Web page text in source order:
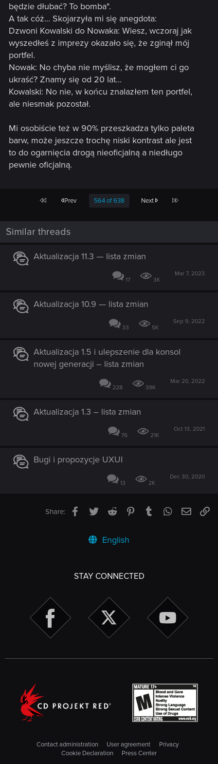
będzie dłubać? To bomba".
A tak cóż... Skojarzyła mi się anegdota:
Dzwoni Kowalski do Nowaka: Wiesz, wczoraj jak
wyszedłeś z imprezy okazało się, że zginął mój
portfel.
Nowak: No chyba nie myślisz, że mogłem ci go
ukraść? Znamy się od 20 lat...
Kowalski: No nie, w końcu znalazłem ten portfel,
ale niesmak pozostał.
Mi osobiście też w 90% przeszkadza tylko paleta
barw, może jeszcze trochę niski kontrast ale jest
to do ogarnięcia drogą nieoficjalną a niedługo
pewnie oficjalną.
First Prev 564 of 638 Next Last
Similar threads
Aktualizacja 11.3 — lista zmian
17 3K
Mar 7, 2023
Aktualizacja 10.9 — lista zmian
33 5K
Sep 9, 2022
Aktualizacja 1.5 i ulepszenie dla konsol
nowej generacji – lista zmian
228 39K
Mar 20, 2022
Aktualizacja 1.3 – lista zmian
76 21K
Oct 13, 2021
Bugi i propozycje UXUI
13 2K
Dec 30, 2020
Share: Facebook
TwitterReddit PinterestTumblrWhatsApp
Email
English
STAY CONNECTED
Contact administration User agreement
Privacy
Cookie Declaration
Press Center